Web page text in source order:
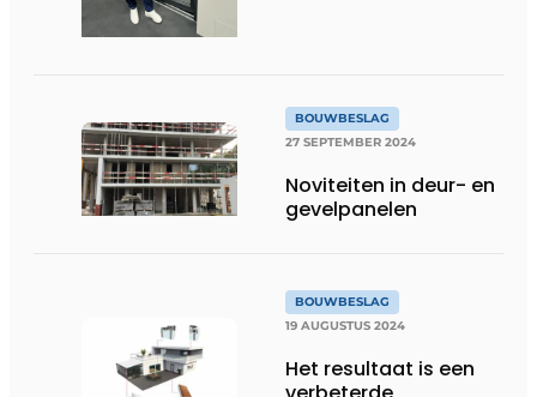
BOUWBESLAG
27 SEPTEMBER 2024
Noviteiten in deur- en
gevelpanelen
BOUWBESLAG
19 AUGUSTUS 2024
Het resultaat is een